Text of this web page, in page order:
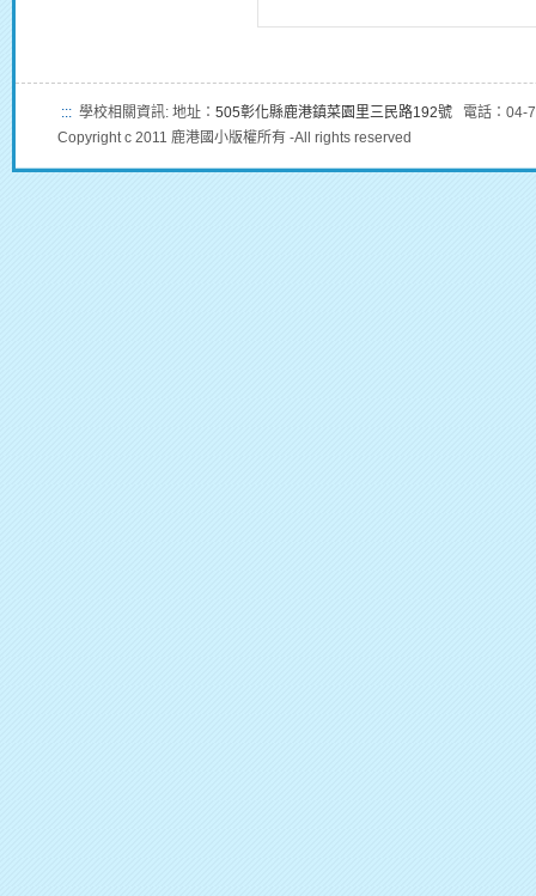
::: 學校相關資訊: 地址： 505彰化縣鹿港鎮菜園里三民路192號 電話：04-
Copyright c 2011 鹿港國小版權所有 -All rights reserved